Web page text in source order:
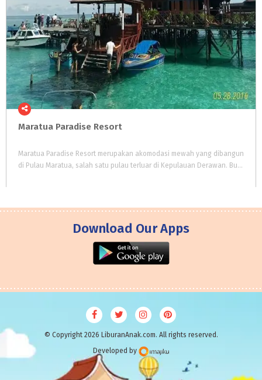
Maratua Paradise Resort
Maratua Paradise Resort merupakan akomodasi mewah yang dibangun
di Pulau Maratua, salah satu pulau terluar di Kepulauan Derawan. Bukan sekadar penginapan, resort ini juga menjadi salah satu ikon pariwisata populer di Kepulauan Derawan.
Download Our Apps
© Copyright 2026 LiburanAnak.com. All rights reserved.
Developed by